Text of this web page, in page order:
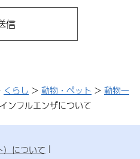
くらし > 動物・ペット > 動物一
ンフルエンザについて
）について